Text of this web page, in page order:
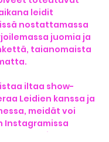
leidit
nostattamassa
juomia ja
taianomaista
iltaa show-
Leidien kanssa ja
meidät voi
Instagramissa